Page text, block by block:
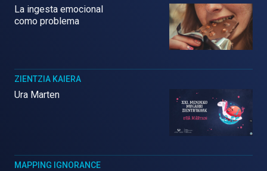
La ingesta emocional
como problema
ZIENTZIA KAIERA
Ura Marten
MAPPING IGNORANCE